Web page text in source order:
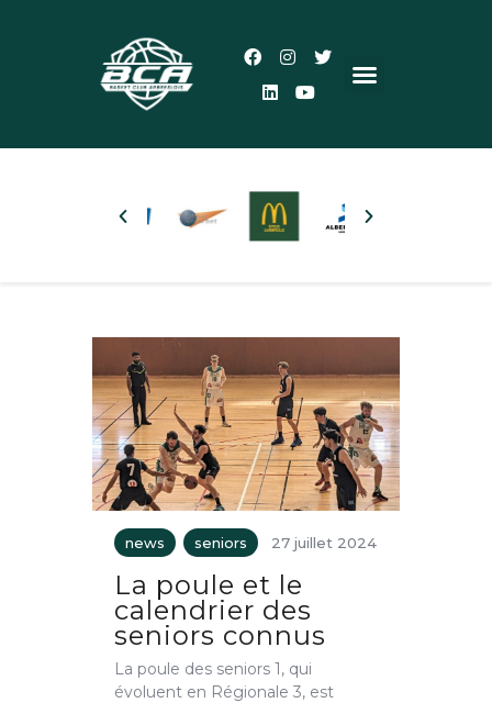
Accueil
Actualités
Autres pratiques
Partenaires
Boutique
Plus d’infos
news seniors 27 juillet 2024
La poule et le
calendrier des
seniors connus
La poule des seniors 1, qui
évoluent en Régionale 3, est